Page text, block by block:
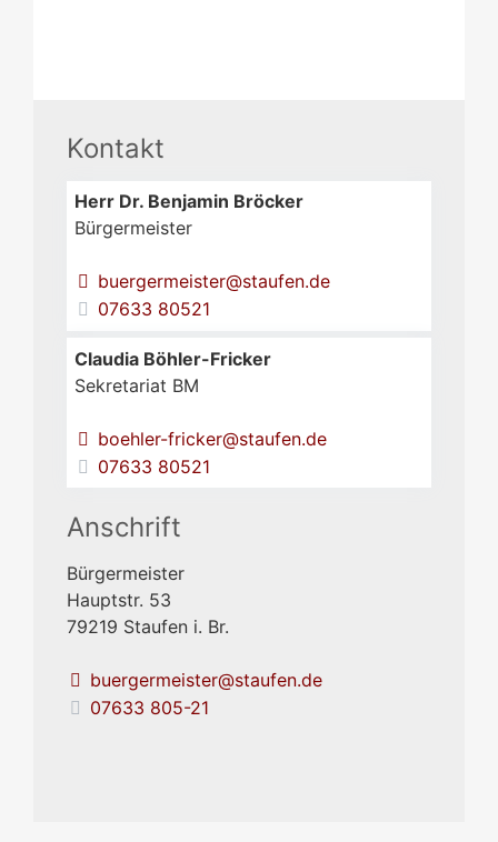
Kontakt
Herr Dr. Benjamin Bröcker
Bürgermeister
buergermeister@staufen.de
07633 80521
Claudia Böhler-Fricker
Sekretariat BM
boehler-fricker@staufen.de
07633 80521
Anschrift
Bürgermeister
Hauptstr. 53
79219 Staufen i. Br.
buergermeister@staufen.de
07633 805-21